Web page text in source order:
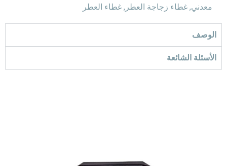
معدني, غطاء زجاجة العطر , غطاء العطر
الوصف
الأسئلة الشائعة